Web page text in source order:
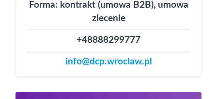
Forma: kontrakt (umowa B2B), umowa
zlecenie
+48888299777
info@dcp.wroclaw.pl